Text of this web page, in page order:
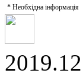
* Необхідна інформація